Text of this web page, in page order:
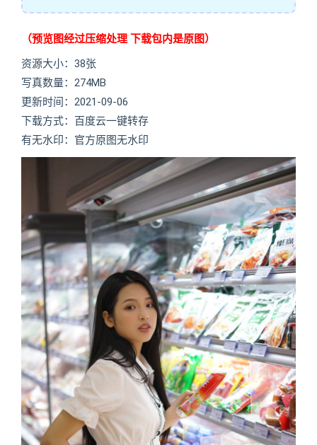
（预览图经过压缩处理 下载包内是原图）
资源大小：38张
写真数量：274MB
更新时间：2021-09-06
下载方式：百度云一键转存
有无水印：官方原图无水印